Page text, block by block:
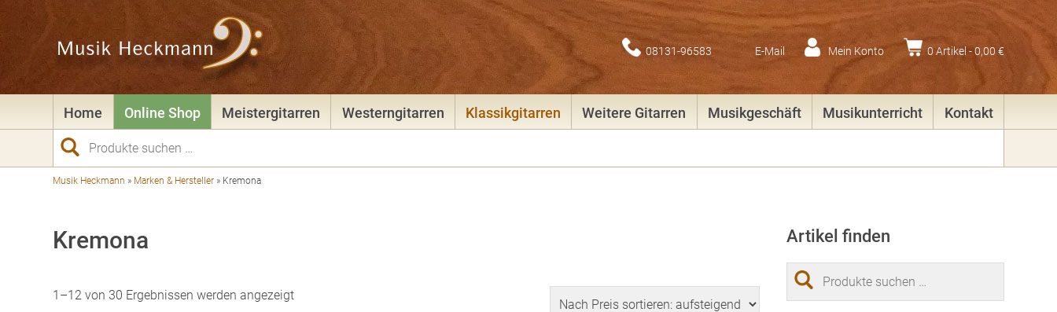
08131-96583 E-Mail Mein Konto 0 Artikel -0,00 €
Home Online Shop Meistergitarren Westerngitarren Klassikgitarren Weitere Gitarren Musikgeschäft Musikunterricht Kontakt
Suchen
nach:
Musik Heckmann » Marken & Hersteller » Kremona
Kremona
1–12 von 30 Ergebnissen werden angezeigtNach
Artikel finden
Suchen
nach: